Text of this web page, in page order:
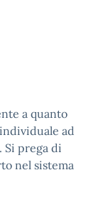
a quanto
ad
Si prega di
nel sistema